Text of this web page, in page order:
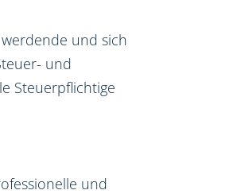
und sich
und
Steuerpflichtige
und